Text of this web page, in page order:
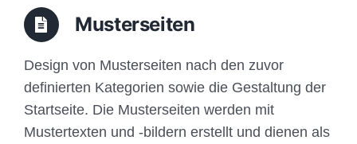
Musterseiten
Design von Musterseiten nach den zuvor
definierten Kategorien sowie die Gestaltung der
Startseite. Die Musterseiten werden mit
Mustertexten und -bildern erstellt und dienen als